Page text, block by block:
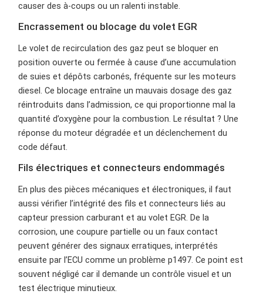
causer des à-coups ou un ralenti instable.
Encrassement ou blocage du volet EGR
Le volet de recirculation des gaz peut se bloquer en
position ouverte ou fermée à cause d’une accumulation
de suies et dépôts carbonés, fréquente sur les moteurs
diesel. Ce blocage entraîne un mauvais dosage des gaz
réintroduits dans l’admission, ce qui proportionne mal la
quantité d’oxygène pour la combustion. Le résultat ? Une
réponse du moteur dégradée et un déclenchement du
code défaut.
Fils électriques et connecteurs endommagés
En plus des pièces mécaniques et électroniques, il faut
aussi vérifier l’intégrité des fils et connecteurs liés au
capteur pression carburant et au volet EGR. De la
corrosion, une coupure partielle ou un faux contact
peuvent générer des signaux erratiques, interprétés
ensuite par l’ECU comme un problème p1497. Ce point est
souvent négligé car il demande un contrôle visuel et un
test électrique minutieux.